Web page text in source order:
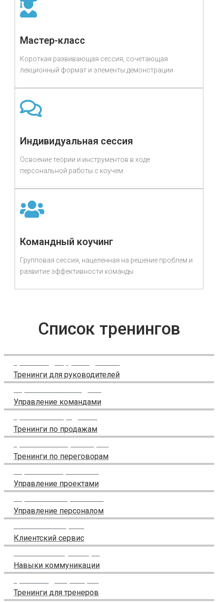
Мастер-класс
Короткая развивающая сессия, сочетающая
лекционный формат и элементы демонстрации
Индивидуальная сессия
Освоение теории и инструментов в ходе
персональной работы с коучем
Командный коучинг
Групповая сессия, нацеленная на решение проблем и
развитие эффективности команды
Список тренингов
Тренинги для руководителей
Управление командами
Тренинги по продажам
Тренинги по переговорам
Управление проектами
Управление персоналом
Клиентский сервис
Навыки коммуникации
Тренинги для тренеров